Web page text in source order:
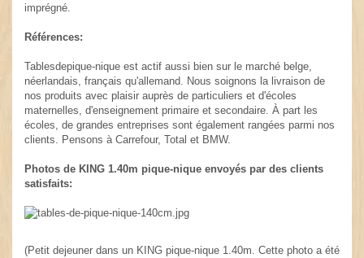
imprégné.
Références:
Tablesdepique-nique est actif aussi bien sur le marché belge,
néerlandais, français qu'allemand. Nous soignons la livraison de
nos produits avec plaisir auprès de particuliers et d'écoles
maternelles, d'enseignement primaire et secondaire. À part les
écoles, de grandes entreprises sont également rangées parmi nos
clients. Pensons à Carrefour, Total et BMW.
Photos de KING 1.40m pique-nique envoyés par des clients
satisfaits:
(Petit dejeuner dans un KING pique-nique 1.40m. Cette photo a été